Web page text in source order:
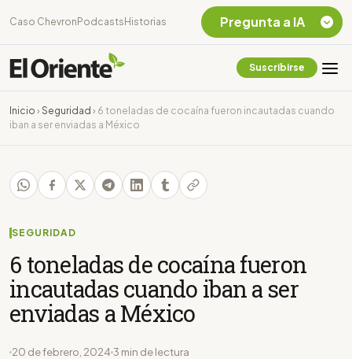
Caso Chevron Podcasts Historias
Suscribirse
Inicio › Seguridad › 6 toneladas de cocaína fueron incautadas cuando
iban a ser enviadas a México
SEGURIDAD
6 toneladas de cocaína fueron
incautadas cuando iban a ser
enviadas a México
20 de febrero, 2024 3 min de lectura
Pregunta a IA
Chevron Ecuador